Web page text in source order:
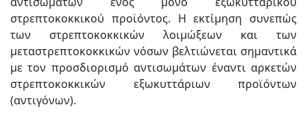
στρεπτοκοκκικού προϊόντος. Η εκτίμηση συνεπώς
των στρεπτοκοκκικών λοιμώξεων και των
μεταστρεπτοκοκκικών νόσων βελτιώνεται σημαντικά
με τον προσδιορισμό αντισωμάτων έναντι αρκετών
στρεπτοκοκκικών εξωκυττάριων προϊόντων
(αντιγόνων).